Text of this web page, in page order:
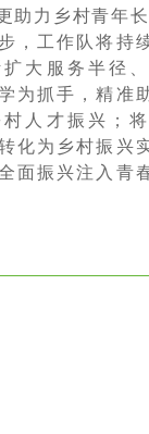
助力乡村青年
，工作队将持
大服务半径
为抓手，精准
人才振兴；
化为乡村振兴
面振兴注入青